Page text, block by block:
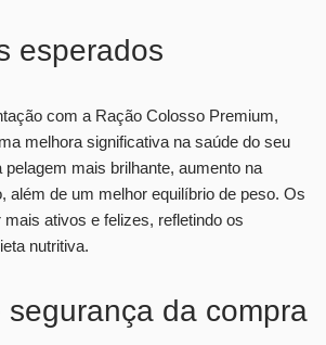
esperados
com a Ração Colosso Premium,
melhora significativa na saúde do seu
mais brilhante, aumento na
além de um melhor equilíbrio de peso. Os
ativos e felizes, refletindo os
nutritiva.
segurança da compra